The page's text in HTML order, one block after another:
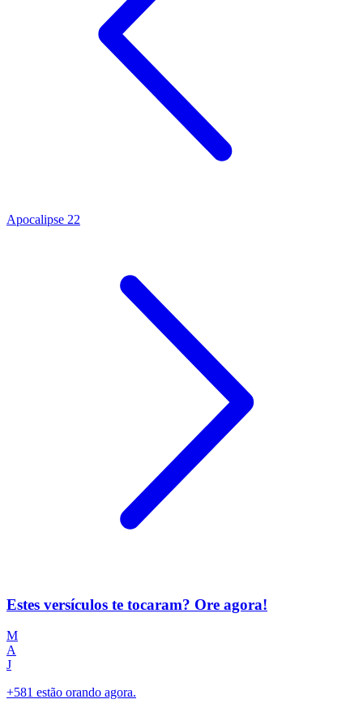
Apocalipse 22
Estes versículos te tocaram? Ore agora!
M
A
J
+581 estão orando agora.